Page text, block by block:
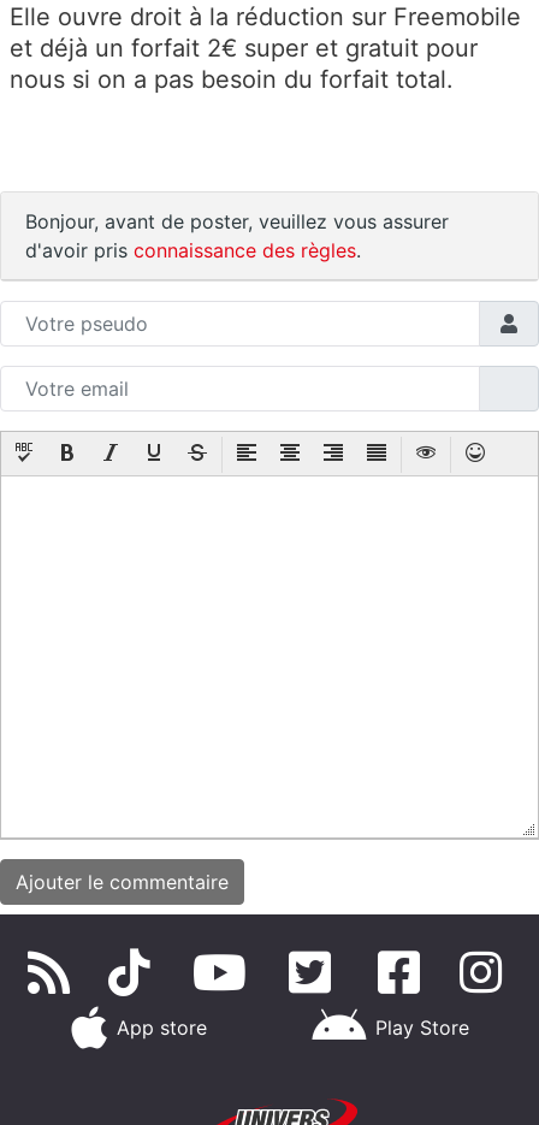
Elle ouvre droit à la réduction sur Freemobile
et déjà un forfait 2€ super et gratuit pour
nous si on a pas besoin du forfait total.
Bonjour, avant de poster, veuillez vous assurer
d'avoir pris connaissance des règles.
App store Play Store